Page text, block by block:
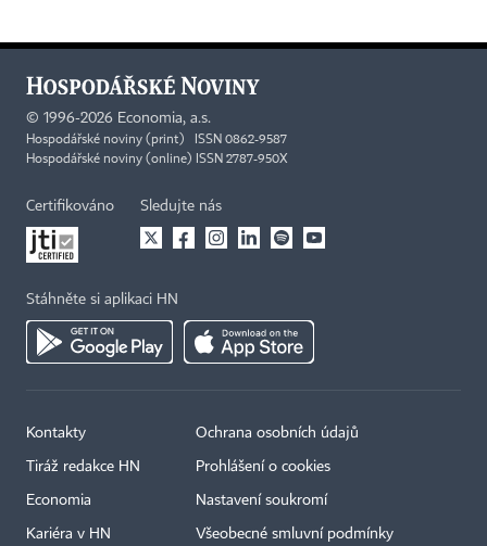
© 1996-2026 Economia, a.s.
Hospodářské noviny (print) ISSN 0862-9587
Hospodářské noviny (online) ISSN 2787-950X
Certifikováno Sledujte nás
Stáhněte si aplikaci HN
Kontakty
Tiráž redakce HN
Economia
Kariéra v HN
Ochrana osobních údajů
Prohlášení o cookies
Nastavení soukromí
Všeobecné smluvní podmínky